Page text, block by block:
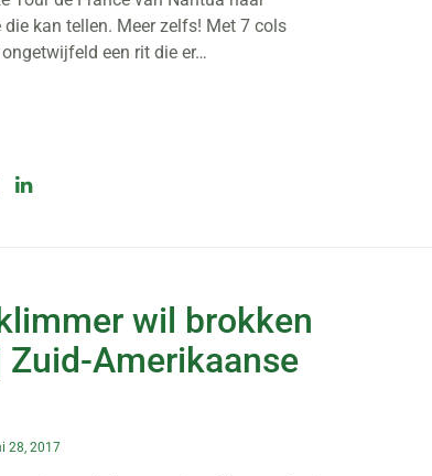
die kan tellen. Meer zelfs! Met 7 cols
een rit die er…
wil brokken
Zuid-Amerikaanse
28, 2017